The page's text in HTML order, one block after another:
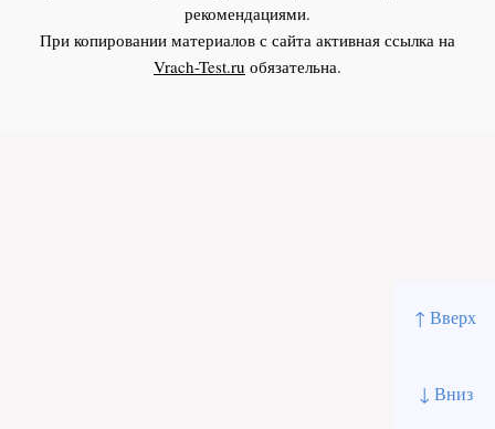
↑ Вверх
↓ Вниз
рекомендациями.
При копировании материалов с сайта активная ссылка на
Vrach-Test.ru обязательна.